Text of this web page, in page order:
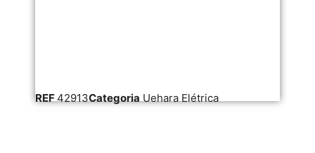
REF42913Categoria Uehara Elétrica